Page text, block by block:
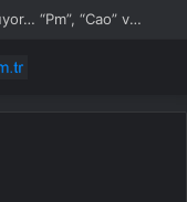
Özgür Özel’in Yeni Parti Mesaisi Sürüyor… “Pm”, “Cao” ve “Myk” Toplantılarına Başkanlık Etti